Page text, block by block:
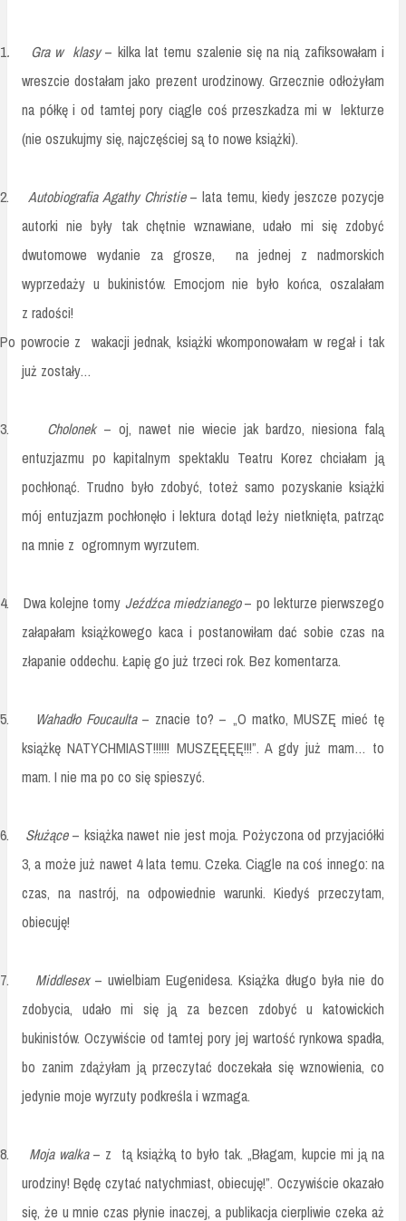
1. Gra w klasy– kilka lat temu szalenie się na nią zafiksowałam i
wreszcie dostałam jako prezent urodzinowy. Grzecznie odłożyłam
na półkę i od tamtej pory ciągle coś przeszkadza mi w lekturze
(nie oszukujmy się, najczęściej są to nowe książki).
2. Autobiografia Agathy Christie– lata temu, kiedy jeszcze pozycje
autorki nie były tak chętnie wznawiane, udało mi się zdobyć
dwutomowe wydanie za grosze, na jednej z nadmorskich
wyprzedaży u bukinistów. Emocjom nie było końca, oszalałam
z radości!
Po powrocie z wakacji jednak, książki wkomponowałam w regał i tak
już zostały…
3. Cholonek– oj, nawet nie wiecie jak bardzo, niesiona falą
entuzjazmu po kapitalnym spektaklu Teatru Korez chciałam ją
pochłonąć. Trudno było zdobyć, toteż samo pozyskanie książki
mój entuzjazm pochłonęło i lektura dotąd leży nietknięta, patrząc
na mnie z ogromnym wyrzutem.
4. Dwa kolejne tomy Jeźdźca miedzianego– po lekturze pierwszego
załapałam książkowego kaca i postanowiłam dać sobie czas na
złapanie oddechu. Łapię go już trzeci rok. Bez komentarza.
5. Wahadło Foucaulta– znacie to? – „O matko, MUSZĘ mieć tę
książkę NATYCHMIAST!!!!!! MUSZĘĘĘĘ!!!”. A gdy już mam… to
mam. I nie ma po co się spieszyć.
6. Służące– książka nawet nie jest moja. Pożyczona od przyjaciółki
3, a może już nawet 4 lata temu. Czeka. Ciągle na coś innego: na
czas, na nastrój, na odpowiednie warunki. Kiedyś przeczytam,
obiecuję!
7. Middlesex– uwielbiam Eugenidesa. Książka długo była nie do
zdobycia, udało mi się ją za bezcen zdobyć u katowickich
bukinistów. Oczywiście od tamtej pory jej wartość rynkowa spadła,
bo zanim zdążyłam ją przeczytać doczekała się wznowienia, co
jedynie moje wyrzuty podkreśla i wzmaga.
8. Moja walka– z tą książką to było tak. „Błagam, kupcie mi ją na
urodziny! Będę czytać natychmiast, obiecuję!”. Oczywiście okazało
się, że u mnie czas płynie inaczej, a publikacja cierpliwie czeka aż